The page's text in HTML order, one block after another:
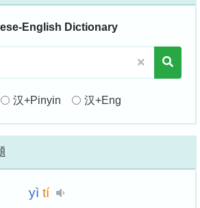
English Dictionary
汉+Pinyin 汉+Eng
yì tí